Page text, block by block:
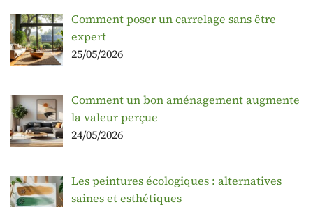
Comment poser un carrelage sans être
expert
25/05/2026
Comment un bon aménagement augmente
la valeur perçue
24/05/2026
Les peintures écologiques : alternatives
saines et esthétiques